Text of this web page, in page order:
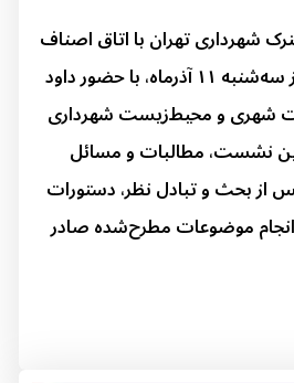
تهران با اتاق اصناف
و اتحادیه‌ها، صبح روز سه‌شنبه ۱۱ آذرماه، با حضور داود
شهری و محیط‌زیست شهرداری
این نشست، مطالبات و مسائل
از بحث و تبادل نظر، دستورات
موضوعات مطرح‌شده صادر